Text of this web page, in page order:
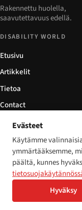
Rakennettu huolella,
saavutettavuus edellä.
DISABILITY WORLD
Etusivu
Artikkelit
Tietoa
Contact
Privacy
AUDIENCES
For developers
For ecommerce
For financial institutions
Evästeet
Käytämme
ymmärtääksemme,
päältä, kunnes
Hyväksy